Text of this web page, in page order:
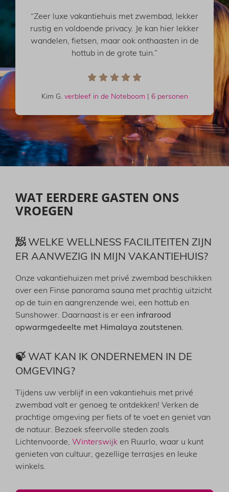
“Zeer luxe vakantiehuis met zwembad, lekker
rustig en voldoende privacy. Je kan hier lekker
wandelen, fietsen, maar ook onthaasten in de
hottub in de grote tuin.”
Kim G. verbleef in de Noteboom | 6 personen
WAT EERDERE GASTEN ONS
VROEGEN
🧖 WELKE WELLNESS FACILITEITEN ZIJN
ER AANWEZIG IN MIJN VAKANTIEHUIS?
Onze vakantiehuizen met privé zwembad beschikken
over een Finse panorama sauna met prachtig uitzicht
op de tuin en aangrenzende wei, een hottub en
Sunshower. Daarnaast is er een infrarood
opwarmgedeelte met Himalaya zoutstenen.
🍃 WAT KAN IK ONDERNEMEN IN DE
OMGEVING?
Tijdens uw verblijf in een vakantiehuis met privé
zwembad valt er genoeg te ontdekken! Verken de
prachtige omgeving per fiets of te voet en geniet van
de natuur. Bezoek sfeervolle steden zoals
Lichtenvoorde, Winterswijk en Ruurlo, waar u kunt
genieten van cultuur, gezellige terrasjes en leuke
winkels.